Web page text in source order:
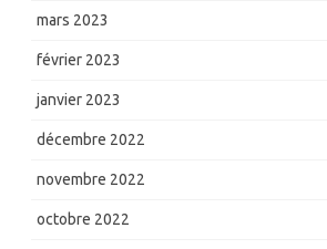
mars 2023
février 2023
janvier 2023
décembre 2022
novembre 2022
octobre 2022